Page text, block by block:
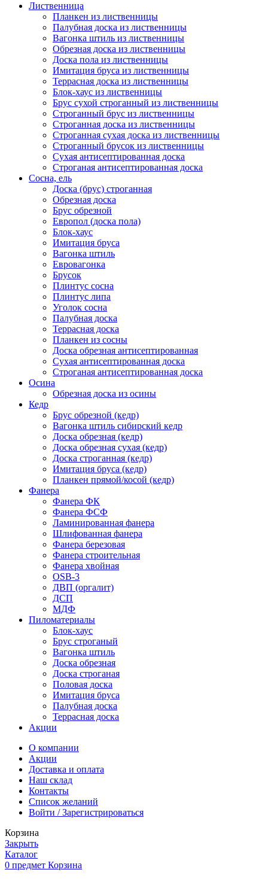
Лиственница
Планкен из лиственницы
Палубная доска из лиственницы
Вагонка штиль из лиственницы
Обрезная доска из лиственницы
Доска пола из лиственницы
Имитация бруса из лиственницы
Террасная доска из лиственницы
Блок-хаус из лиственницы
Брус сухой строганный из лиственницы
Строганный брус из лиственницы
Строганная доска из лиственницы
Строганная сухая доска из лиственницы
Строганный брусок из лиственницы
Сухая антисептированная доска
Строганая антисептированная доска
Сосна, ель
Доска (брус) строганная
Обрезная доска
Брус обрезной
Европол (доска пола)
Блок-хаус
Имитация бруса
Вагонка штиль
Евровагонка
Брусок
Плинтус сосна
Плинтус липа
Уголок сосна
Палубная доска
Террасная доска
Планкен из сосны
Доска обрезная антисептированная
Сухая антисептированная доска
Строганая антисептированная доска
Осина
Обрезная доска из осины
Кедр
Брус обрезной (кедр)
Вагонка штиль сибирский кедр
Доска обрезная (кедр)
Доска обрезная сухая (кедр)
Доска строганная (кедр)
Имитация бруса (кедр)
Планкен прямой/косой (кедр)
Фанера
Фанера ФК
Фанера ФСФ
Ламинированная фанера
Шлифованная фанера
Фанера березовая
Фанера строительная
Фанера хвойная
OSB-3
ДВП (оргалит)
ДСП
МДФ
Пиломатериалы
Блок-хаус
Брус строганый
Вагонка штиль
Доска обрезная
Доска строганая
Половая доска
Имитация бруса
Палубная доска
Террасная доска
Акции
О компании
Акции
Доставка и оплата
Наш склад
Контакты
Список желаний
Войти / Зарегистрироваться
Корзина
Закрыть
Каталог
0 предмет Корзина